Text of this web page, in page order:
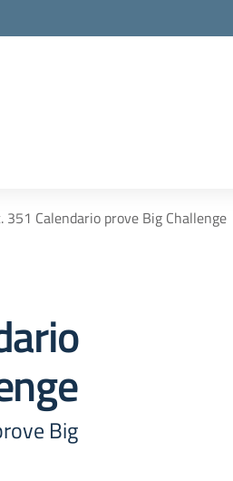
351 Calendario prove Big Challenge
Big